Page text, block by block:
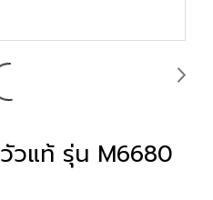
วแท้ รุ่น M6680